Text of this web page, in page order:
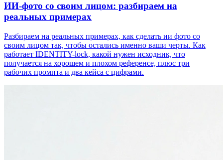
ИИ-фото со своим лицом: разбираем на
реальных примерах
Разбираем на реальных примерах, как сделать ии фото со
своим лицом так, чтобы остались именно ваши черты. Как
работает IDENTITY-lock, какой нужен исходник, что
получается на хорошем и плохом референсе, плюс три
рабочих промпта и два кейса с цифрами.